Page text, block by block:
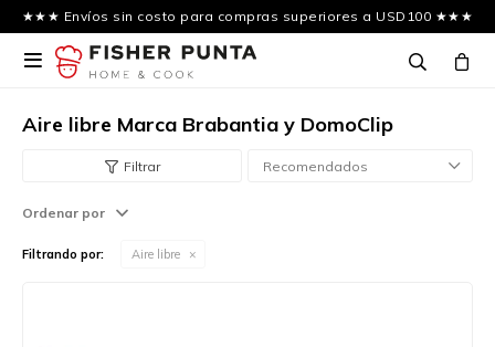
★★★ Envíos sin costo para compras superiores a USD100 ★★★

Aire libre Marca Brabantia y DomoClip
Recomendados
Ordenar por
Filtrando por: Aire libre